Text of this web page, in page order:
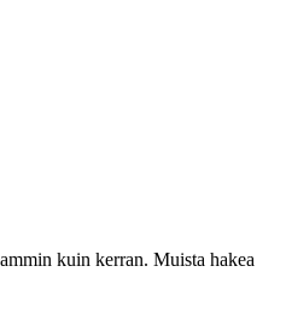
kuin kerran. Muista hakea